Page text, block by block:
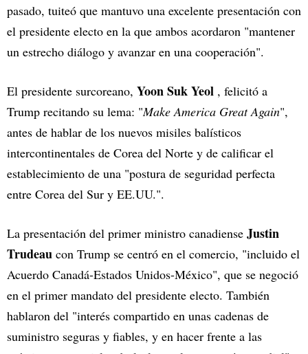
pasado, tuiteó que mantuvo una excelente presentación con
el presidente electo en la que ambos acordaron "mantener
un estrecho diálogo y avanzar en una cooperación".
El presidente surcoreano, Yoon Suk Yeol , felicitó a
Trump recitando su lema: "Make America Great Again",
antes de hablar de los nuevos misiles balísticos
intercontinentales de Corea del Norte y de calificar el
establecimiento de una "postura de seguridad perfecta
entre Corea del Sur y EE.UU.".
La presentación del primer ministro canadiense Justin
Trudeau con Trump se centró en el comercio, "incluido el
Acuerdo Canadá-Estados Unidos-México", que se negoció
en el primer mandato del presidente electo. También
hablaron del "interés compartido en unas cadenas de
suministro seguras y fiables, y en hacer frente a las